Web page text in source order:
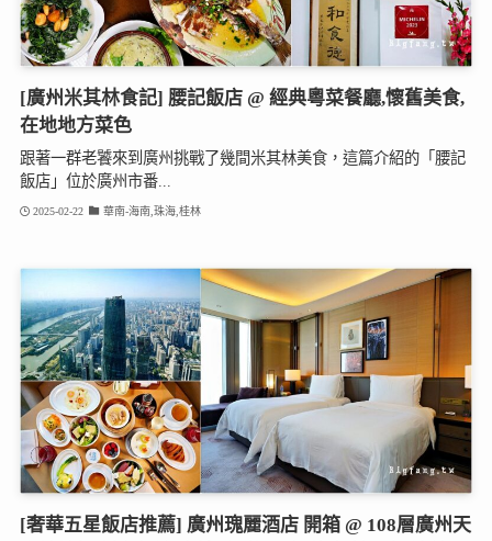
[廣州米其林食記] 腰記飯店 @ 經典粵菜餐廳,懷舊美食,
在地地方菜色
跟著一群老饕來到廣州挑戰了幾間米其林美食，這篇介紹的「腰記
飯店」位於廣州市番...
2025-02-22 華南-海南,珠海,桂林
[奢華五星飯店推薦] 廣州瑰麗酒店 開箱 @ 108層廣州天